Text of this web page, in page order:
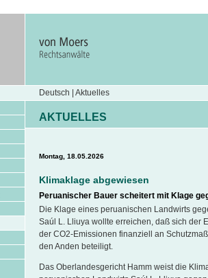
Deutsch | Aktuelles
AKTUELLES
Montag, 18.05.2026
Klimaklage abgewiesen
Peruanischer Bauer scheitert mit Klage
Die Klage eines peruanischen Landwirts
Saúl L. Lliuya wollte erreichen, daß sich der
der CO2-Emissionen finanziell an
den Anden beteiligt.
Das Oberlandesgericht Hamm weist die